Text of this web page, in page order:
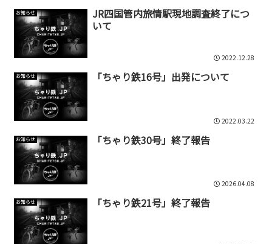
お知らせ
JR四国管内旅情駅現地調査終了につ
いて
2022.12.28
お知らせ 「ちゃり鉄16号」出発について
2022.03.22
お知らせ 「ちゃり鉄30号」終了報告
2026.04.08
お知らせ 「ちゃり鉄21号」終了報告